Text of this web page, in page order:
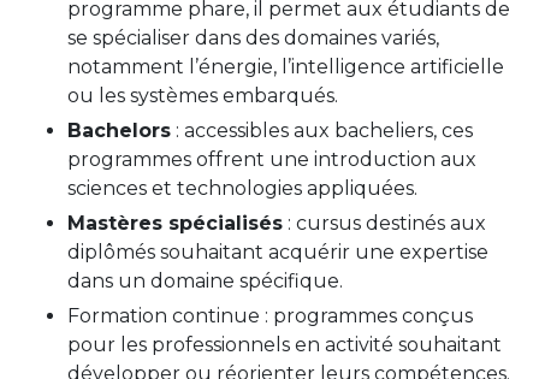
programme phare, il permet aux étudiants de
se spécialiser dans des domaines variés,
notamment l’énergie, l’intelligence artificielle
ou les systèmes embarqués.
Bachelors : accessibles aux bacheliers, ces
programmes offrent une introduction aux
sciences et technologies appliquées.
Mastères spécialisés : cursus destinés aux
diplômés souhaitant acquérir une expertise
dans un domaine spécifique.
Formation continue : programmes conçus
pour les professionnels en activité souhaitant
développer ou réorienter leurs compétences.